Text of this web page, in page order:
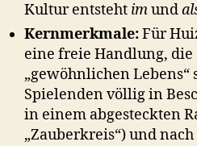
Kultur entsteht imund
Kernmerkmale:Für
eine freie Handlung, die
„gewöhnlichen Lebens“
Spielenden völlig in
in einem abgesteckten
„Zauberkreis“) und